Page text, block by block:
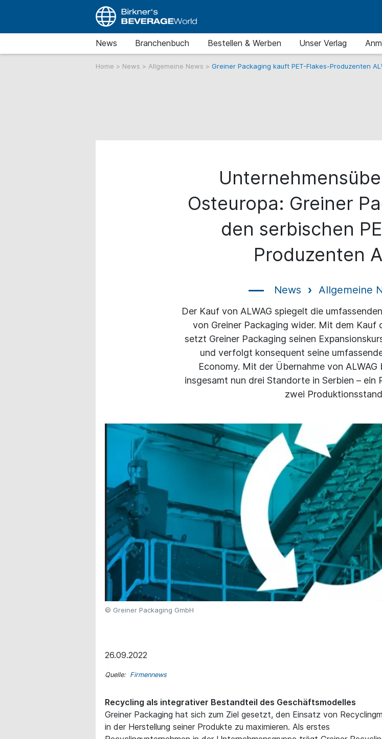
News Branchenbuch Bestellen & Werben Unser Verlag
Home > News > Allgemeine News > Greiner Packaging kauft PET-Flakes-Produzenten
Osteuropa: Greiner
den serbischen
Produzenten
News Allgemeine
Der Kauf von ALWAG spiegelt die
von Greiner Packaging wider. Mit dem Kauf
setzt Greiner Packaging seinen
und verfolgt konsequent seine
Economy. Mit der Übernahme von
insgesamt nun drei Standorte in Serbien – ein
zwei
© Greiner Packaging GmbH
26.09.2022
Quelle: Firmennews
Recycling als integrativer Bestandteil des Geschäftsmodelles
Greiner Packaging hat sich zum Ziel gesetzt, den Einsatz von
in der Herstellung seiner Produkte zu maximieren. Als erstes